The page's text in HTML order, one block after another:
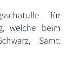
für
welche beim
Samt: